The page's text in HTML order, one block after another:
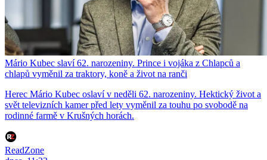
Mário Kubec slaví 62. narozeniny. Prince i vojáka z Chlapců a
chlapů vyměnil za traktory, koně a život na ranči
Herec Mário Kubec oslaví v neděli 62. narozeniny. Hektický život a
svět televizních kamer před lety vyměnil za touhu po svobodě na
rodinné farmě v Krušných horách.
ReadZone